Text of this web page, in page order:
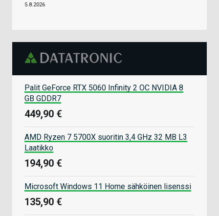
5.8.2026
Palit GeForce RTX 5060 Infinity 2 OC NVIDIA 8
GB GDDR7
449,90 €
AMD Ryzen 7 5700X suoritin 3,4 GHz 32 MB L3
Laatikko
194,90 €
Microsoft Windows 11 Home sähköinen lisenssi
135,90 €